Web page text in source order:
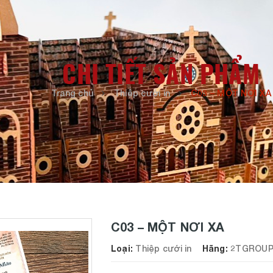
CHI TIẾT SẢN PHẨM
Trang chủ Thiệp cưới in C03 – MỘT NƠI XA
C03 – MỘT NƠI XA
Loại: Thiệp cưới in Hãng: 2TGROUP